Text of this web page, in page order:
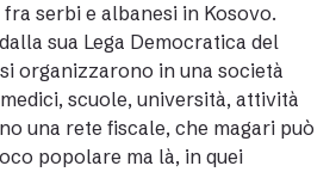
serbi e albanesi in Kosovo.
sua Lega Democratica del
organizzarono in una società
scuole, università, attività
una rete fiscale, che magari può
popolare ma là, in quei